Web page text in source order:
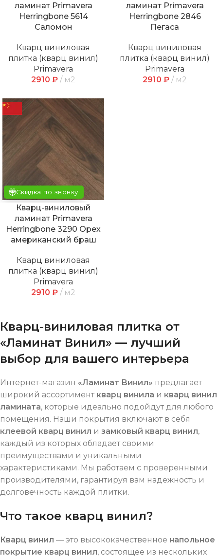
ламинат Primavera
Herringbone 5614
Саломон
Кварц виниловая
плитка (кварц винил)
Primavera
2910 ₽ м2
ламинат Primavera
Herringbone 2846
Пегаса
Кварц виниловая
плитка (кварц винил)
Primavera
2910 ₽ м2
Скидка по звонку
Кварц-виниловый
ламинат Primavera
Herringbone 3290 Орех
американский браш
Кварц виниловая
плитка (кварц винил)
Primavera
2910 ₽ м2
Кварц-виниловая плитка от
«Ламинат Винил» — лучший
выбор для вашего интерьера
Интернет-магазин «Ламинат Винил» предлагает
широкий ассортимент кварц винила и кварц винил
ламината, которые идеально подойдут для любого
помещения. Наши покрытия включают в себя
клеевой кварц винил и замковый кварц винил,
каждый из которых обладает своими
преимуществами и уникальными
характеристиками. Мы работаем с проверенными
производителями, гарантируя вам надежность и
долговечность каждой плитки.
Что такое кварц винил?
Кварц винил — это высококачественное напольное
покрытие кварц винил, состоящее из нескольких